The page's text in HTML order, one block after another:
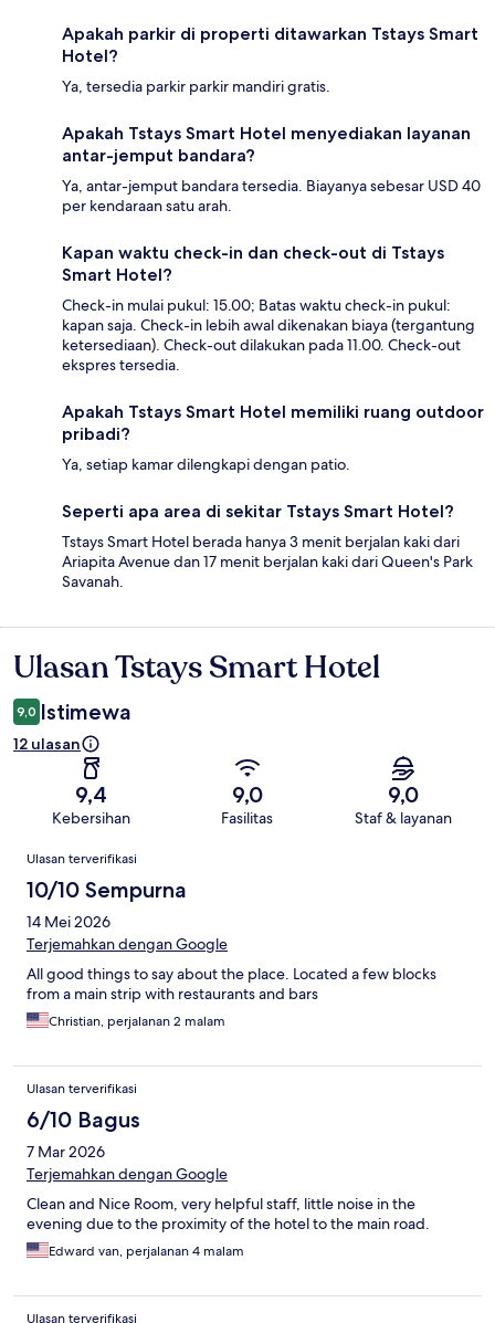
Apakah parkir di properti ditawarkan Tstays Smart
Hotel?
Ya, tersedia parkir parkir mandiri gratis.
Apakah Tstays Smart Hotel menyediakan layanan
antar-jemput bandara?
Ya, antar-jemput bandara tersedia. Biayanya sebesar USD 40
per kendaraan satu arah.
Kapan waktu check-in dan check-out di Tstays
Smart Hotel?
Check-in mulai pukul: 15.00; Batas waktu check-in pukul:
kapan saja. Check-in lebih awal dikenakan biaya (tergantung
ketersediaan). Check-out dilakukan pada 11.00. Check-out
ekspres tersedia.
Apakah Tstays Smart Hotel memiliki ruang outdoor
pribadi?
Ya, setiap kamar dilengkapi dengan patio.
Seperti apa area di sekitar Tstays Smart Hotel?
Tstays Smart Hotel berada hanya 3 menit berjalan kaki dari
Ariapita Avenue dan 17 menit berjalan kaki dari Queen's Park
Savanah.
Ulasan
Ulasan Tstays Smart Hotel
9,0 Istimewa
12 ulasan
9,4
Kebersihan
9,0
Fasilitas
9,0
Staf & layanan
Ulasan
Ulasan terverifikasi
10/10 Sempurna
14 Mei 2026
Terjemahkan dengan Google
All good things to say about the place. Located a few blocks
from a main strip with restaurants and bars
Christian, perjalanan 2 malam
Ulasan terverifikasi
6/10 Bagus
7 Mar 2026
Terjemahkan dengan Google
Clean and Nice Room, very helpful staff, little noise in the
evening due to the proximity of the hotel to the main road.
Edward van, perjalanan 4 malam
Ulasan terverifikasi